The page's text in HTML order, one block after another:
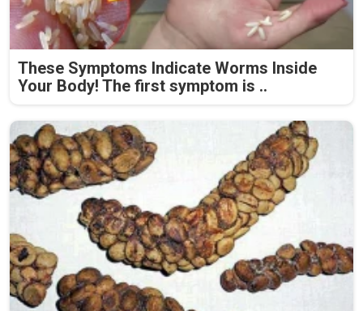
These Symptoms Indicate Worms Inside
Your Body! The first symptom is ..